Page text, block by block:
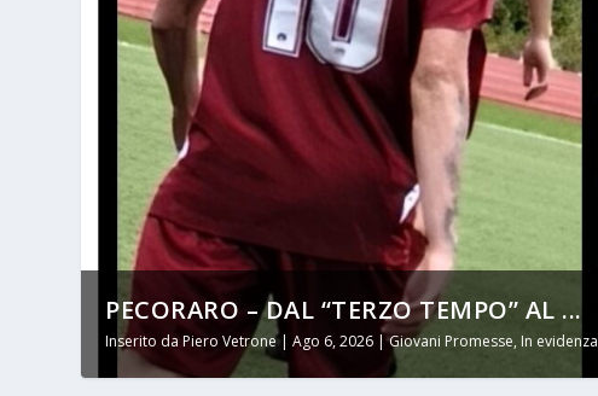
PECORARO – DAL “TERZO TEMPO” AL ...
Inserito daPiero Vetrone|Ago 6, 2026 |Giovani Promesse, In evidenza